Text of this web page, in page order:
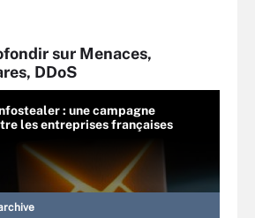
sur Menaces,
DDoS
: une campagne
les entreprises françaises